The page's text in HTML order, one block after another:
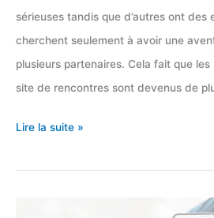
sérieuses tandis que d’autres ont des
cherchent seulement à avoir une
plusieurs partenaires. Cela fait que
site de rencontres sont devenus de
L’avis
utilisateurs
Lire la suite »